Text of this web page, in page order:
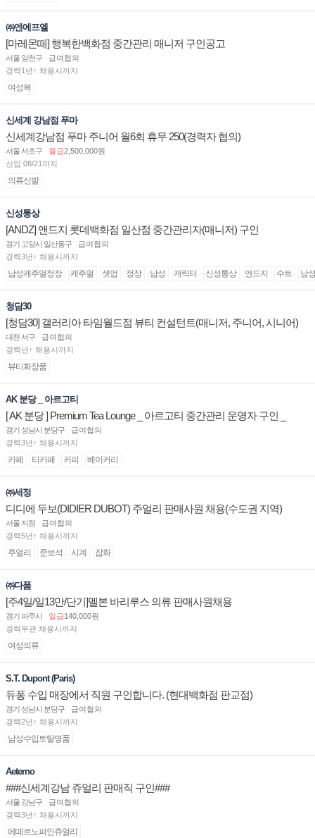
㈜엔에프엘
[마레몬떼] 행복한백화점 중간관리 매니저 구인공고
서울 양천구
급여협의
경력1년↑ 채용시까지
여성복
신세계 강남점 푸마
신세계강남점 푸마 주니어 월6회 휴무 250(경력자 협의)
서울 서초구 월급2,500,000원
신입 08/21까지
의류신발
신성통상
[ANDZ] 앤드지 롯데백화점 일산점 중간관리자(매니저) 구인
경기 고양시 일산동구
급여협의
경력3년↑ 채용시까지
남성캐주얼정장 캐주얼 셋업 정장 남성 캐릭터 신성통상 앤드지 수트 남
청담30
[청담30] 갤러리아 타임월드점 뷰티 컨설턴트(매니저, 주니어, 시니어)
채용
대전 서구
급여협의
경력년↑ 채용시까지
뷰티화장품
AK 분당 _ 아르고티
[ AK 분당 ] Premium Tea Lounge _ 아르고티 중간관리 운영자 구인 _
경기 성남시 분당구
급여협의
경력3년↑ 채용시까지
카페 티카페 커피 베이커리
㈜세정
디디에 두보(DIDIER DUBOT) 주얼리 판매사원 채용(수도권 지역)
서울 지점
급여협의
경력5년↑ 채용시까지
주얼리 준보석 시계 잡화
㈜다폼
[주4일/일13만/단기]멜본 바리루스 의류 판매사원채용
경기 파주시 일급140,000원
경력무관 채용시까지
여성의류
S.T. Dupont (Paris)
듀퐁 수입 매장에서 직원 구인합니다. (현대백화점 판교점)
경기 성남시 분당구
급여협의
경력2년↑ 채용시까지
남성수입토탈명품
Aeterno
###신세계강남 쥬얼리 판매직 구인###
서울 강남구
급여협의
경력3년↑ 채용시까지
에떼르노파인쥬얼리